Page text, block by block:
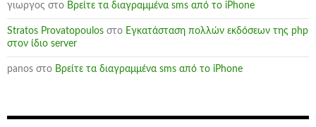
γιωργος στο Βρείτε τα διαγραμμένα sms από το iPhone
Stratos Provatopoulos στο Εγκατάσταση πολλών εκδόσεων της php
στον ίδιο server
panos στο Βρείτε τα διαγραμμένα sms από το iPhone